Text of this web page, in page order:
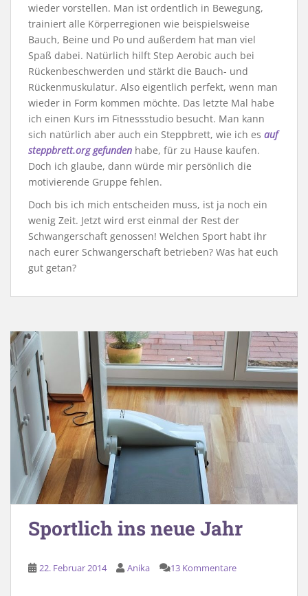
wieder vorstellen. Man ist ordentlich in Bewegung,
trainiert alle Körperregionen wie beispielsweise
Bauch, Beine und Po und außerdem hat man viel
Spaß dabei. Natürlich hilft Step Aerobic auch bei
Rückenbeschwerden und stärkt die Bauch- und
Rückenmuskulatur. Also eigentlich perfekt, wenn man
wieder in Form kommen möchte. Das letzte Mal habe
ich einen Kurs im Fitnessstudio besucht. Man kann
sich natürlich aber auch ein Steppbrett, wie ich es auf
steppbrett.org gefunden habe, für zu Hause kaufen.
Doch ich glaube, dann würde mir persönlich die
motivierende Gruppe fehlen.
Doch bis ich mich entscheiden muss, ist ja noch ein
wenig Zeit. Jetzt wird erst einmal der Rest der
Schwangerschaft genossen! Welchen Sport habt ihr
nach eurer Schwangerschaft betrieben? Was hat euch
gut getan?
Sportlich ins neue Jahr
22. Februar 2014 Anika 13 Kommentare